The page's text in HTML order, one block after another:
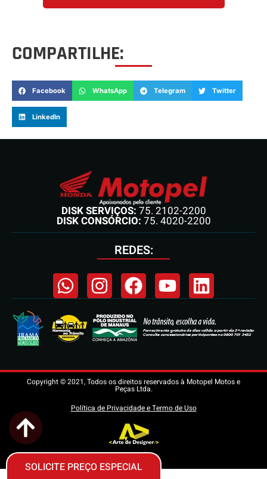
COMPARTILHE:
Facebook WhatsApp Telegram Twitter
LinkedIn
DISK SERVIÇOS: 75. 2102-2200
DISK CONSÓRCIO: 75. 4020-2200
REDES:
Copyright © 2021, Todos os direitos reservados à Motopel Motos e
Peças Ltda.
Política de Privacidade e Termo de Uso
SOLICITE PREÇO ESPECIAL